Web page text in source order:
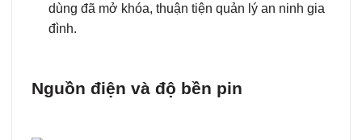
dùng đã mở khóa, thuận tiện quản lý an ninh gia
đình.
Nguồn điện và độ bền pin